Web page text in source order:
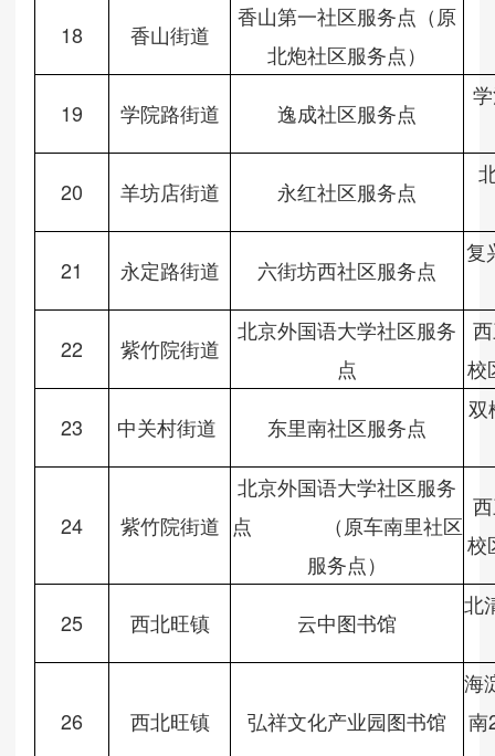
18 香山街道
香山第一社区服务点（原
北炮社区服务点）
19 学院路街道 逸成社区服务点
20 羊坊店街道 永红社区服务点
21 永定路街道 六街坊西社区服务点
复
22 紫竹院街道
北京外国语大学社区服务
点
校
23 中关村街道 东里南社区服务点
双
24 紫竹院街道
北京外国语大学社区服务
点
（原车南里社区
服务点）
校
25 西北旺镇 云中图书馆
北
26 西北旺镇 弘祥文化产业园图书馆
海
南